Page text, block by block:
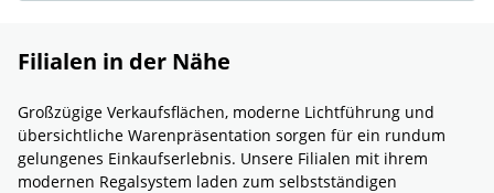
Filialen in der Nähe
Großzügige Verkaufsflächen, moderne Lichtführung und
übersichtliche Warenpräsentation sorgen für ein rundum
gelungenes Einkaufserlebnis. Unsere Filialen mit ihrem
modernen Regalsystem laden zum selbstständigen